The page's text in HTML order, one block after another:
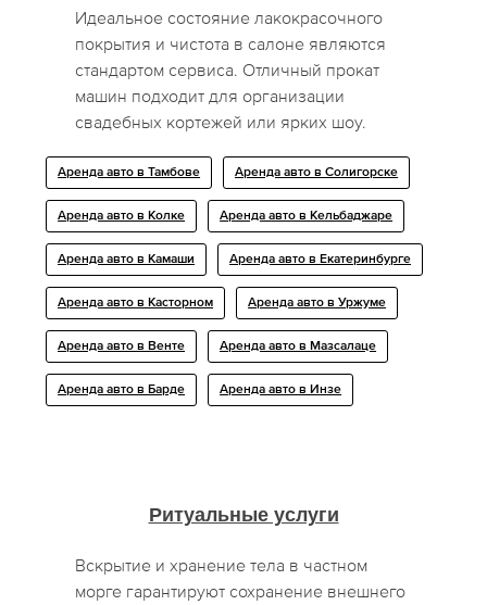
Идеальное состояние лакокрасочного
покрытия и чистота в салоне являются
стандартом сервиса. Отличный прокат
машин подходит для организации
свадебных кортежей или ярких шоу.
Аренда авто в Тамбове Аренда авто в Солигорске
Аренда авто в Колке Аренда авто в Кельбаджаре
Аренда авто в Камаши Аренда авто в Екатеринбурге
Аренда авто в Касторном Аренда авто в Уржуме
Аренда авто в Венте Аренда авто в Мазсалаце
Аренда авто в Барде Аренда авто в Инзе
Ритуальные услуги
Вскрытие и хранение тела в частном
морге гарантируют сохранение внешнего